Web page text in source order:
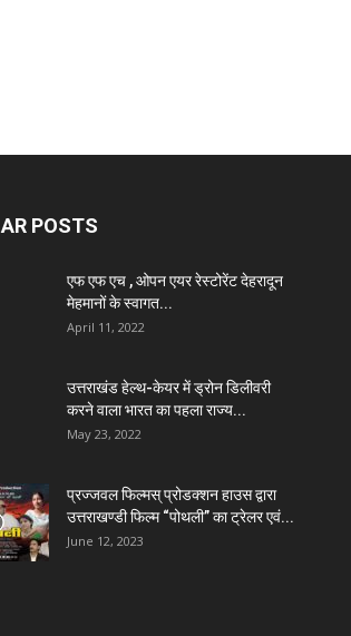
POSTS
एफ एफ एच , ओपन एयर रेस्टोरेंट देहरादून
मेहमानों के स्वागत...
April 11, 2022
उत्तराखंड हेल्थ-केयर में ड्रोन डिलीवरी
करने वाला भारत का पहला राज्य...
May 23, 2022
प्रज्जवल फिल्मस् प्रोडक्शन हाउस द्वारा
उत्तराखण्डी फिल्म “पोथली” का ट्रेलर एवं...
June 12, 2023